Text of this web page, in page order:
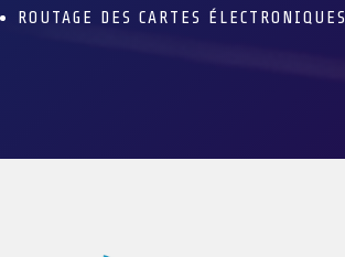
ROUTAGE DES CARTES ÉLECTRONIQUES